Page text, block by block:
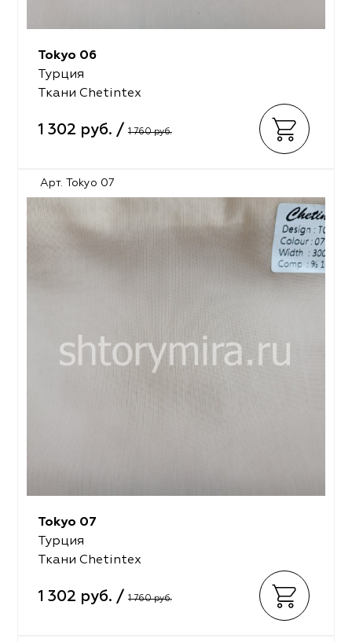
Tokyo 06
Турция
Ткани Chetintex
1 302 руб. / 1 760 руб.
Арт. Tokyo 07
Tokyo 07
Турция
Ткани Chetintex
1 302 руб. / 1 760 руб.